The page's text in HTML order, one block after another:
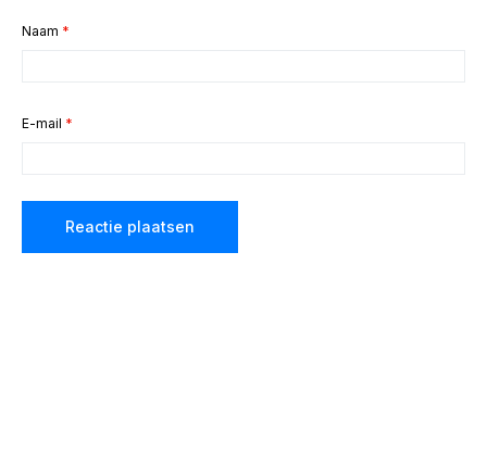
Naam *
E-mail *